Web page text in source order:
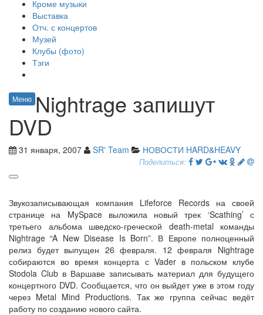
Кроме музыки
Выставка
Отч. с концертов
Музей
Клубы (фото)
Тэги
Меню Nightrage запишут
DVD
31 января, 2007 SR' Team НОВОСТИ HARD&HEAVY
Поделиться:
Звукозаписывающая компания Lifeforce Records на своей
странице на MySpace выложила новый трек ‘Scathing’ с
третьего альбома шведско-греческой death-metal команды
Nightrage “A New Disease Is Born”. В Европе полноценный
релиз будет выпущен 26 февраля. 12 февраля Nightrage
собираются во время концерта с Vader в польском клубе
Stodola Club в Варшаве записывать материал для будущего
концертного DVD. Сообщается, что он выйдет уже в этом году
через Metal Mind Productions. Так же группа сейчас ведёт
работу по созданию нового сайта.